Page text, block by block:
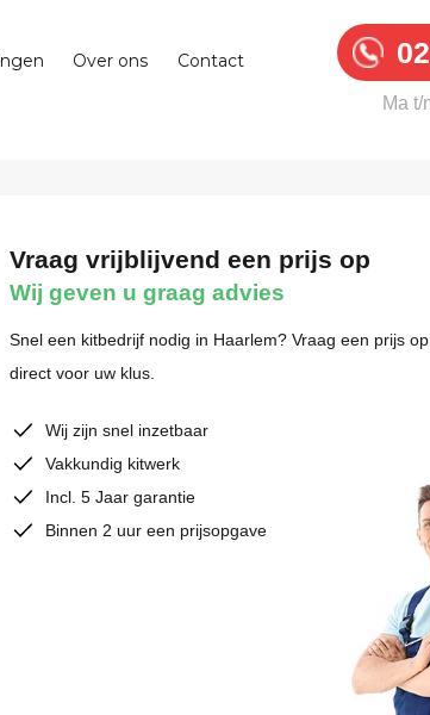
Over ons Contact
Ma t/
Vraag vrijblijvend een prijs op
Wij geven u graag advies
Snel een kitbedrijf nodig in Haarlem? Vraag een prijs
direct voor uw klus.
Wij zijn snel inzetbaar
Vakkundig kitwerk
Incl. 5 Jaar garantie
Binnen 2 uur een prijsopgave